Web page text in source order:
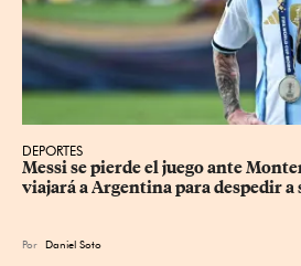
DEPORTES
Messi se pierde el juego ante
viajará a Argentina para despedir a
Por Daniel Soto